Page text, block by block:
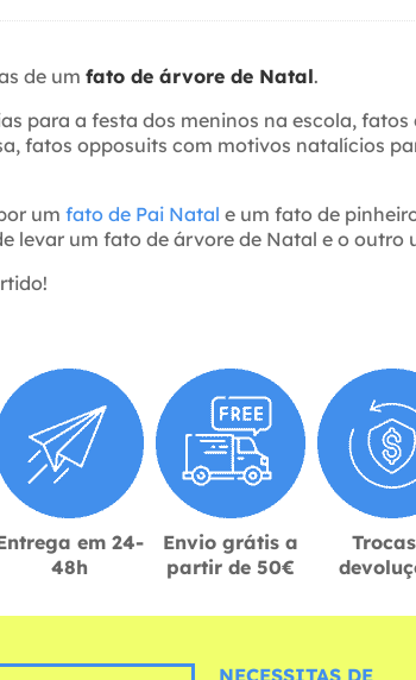
de um fato de árvore de Natal.
para a festa dos meninos na escola,
fatos opposuits com motivos natalícios
um fato de Pai Natal e um fato de
levar um fato de árvore de Natal e o
em 24-
48h
Envio grátis a
partir de 50€